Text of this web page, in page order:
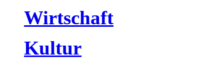
Wirtschaft
Kultur